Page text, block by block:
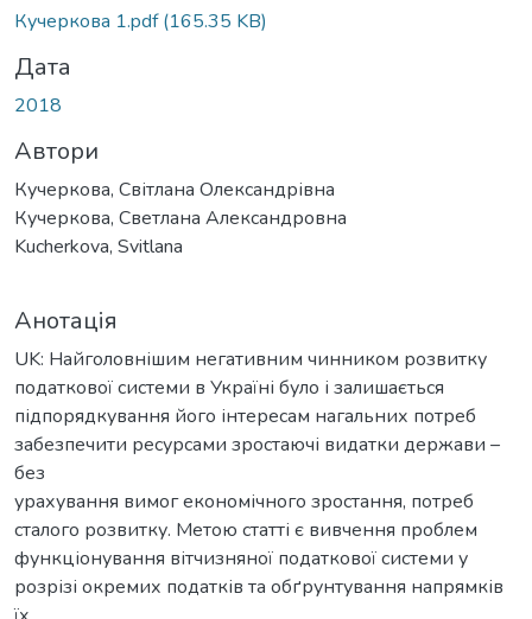
Кучеркова 1.pdf(165.35 KB)
Дата
2018
Автори
Кучеркова, Світлана Олександрівна
Кучеркова, Светлана Александровна
Kucherkova, Svitlana
Анотація
UK: Найголовнішим негативним чинником розвитку
податкової системи в Україні було і залишається
підпорядкування його інтересам нагальних потреб
забезпечити ресурсами зростаючі видатки держави –
без
урахування вимог економічного зростання, потреб
сталого розвитку. Метою статті є вивчення проблем
функціонування вітчизняної податкової системи у
розрізі окремих податків та обґрунтування напрямків